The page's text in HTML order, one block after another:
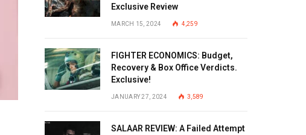
Exclusive Review
MARCH 15, 2024 4,259
FIGHTER ECONOMICS: Budget,
Recovery & Box Office Verdicts.
Exclusive!
JANUARY 27, 2024 3,589
SALAAR REVIEW: A Failed Attempt